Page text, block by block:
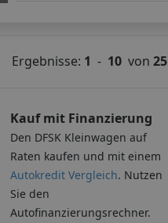
Ergebnisse: 1 - 10 von 25
Kauf mit Finanzierung
Den DFSK Kleinwagen auf
Raten kaufen und mit einem
Autokredit Vergleich. Nutzen
Sie den
Autofinanzierungsrechner.